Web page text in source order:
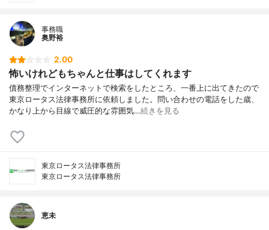
事務職
奥野裕
2.00
怖いけれどもちゃんと仕事はしてくれます
債務整理でインターネットで検索をしたところ、一番上に出てきたので
東京ロータス法律事務所に依頼しました。問い合わせの電話をした歳、
かなり上から目線で威圧的な雰囲気…続きを見る
東京ロータス法律事務所
東京ロータス法律事務所
恵未